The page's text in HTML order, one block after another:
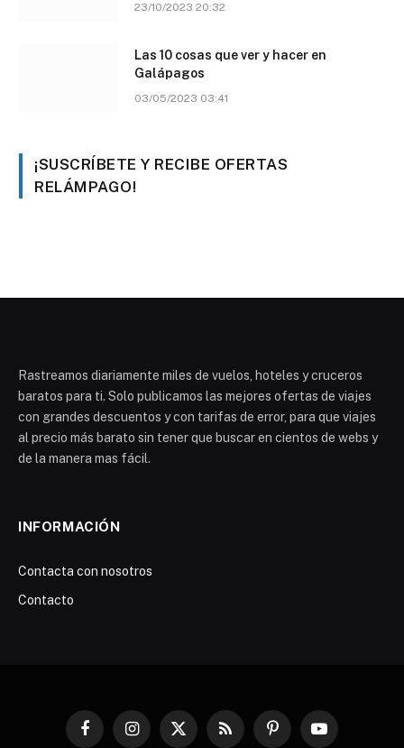
23/10/2023 20:32
Las 10 cosas que ver y hacer en
Galápagos
03/05/2023 03:41
¡SUSCRÍBETE Y RECIBE OFERTAS
RELÁMPAGO!
Rastreamos diariamente miles de vuelos, hoteles y cruceros
baratos para ti. Solo publicamos las mejores ofertas de viajes
con grandes descuentos y con tarifas de error, para que viajes
al precio más barato sin tener que buscar en cientos de webs y
de la manera mas fácil.
INFORMACIÓN
Contacta con nosotros
Contacto
FacebookInstagram
X
RSS PinterestYouTube